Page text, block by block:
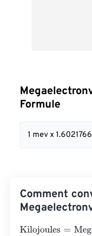
Formule
1 mev x
Comment
Kilojoules=